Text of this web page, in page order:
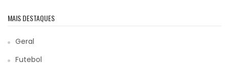
MAIS DESTAQUES
Geral
Futebol